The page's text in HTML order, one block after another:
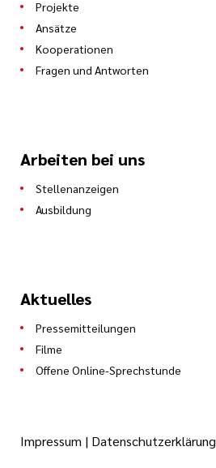
Projekte
Ansätze
Kooperationen
Fragen und Antworten
Arbeiten bei uns
Stellenanzeigen
Ausbildung
Aktuelles
Pressemitteilungen
Filme
Offene Online-Sprechstunde
Impressum | Datenschutzerklärung